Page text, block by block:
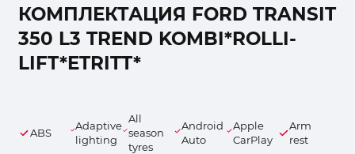
КОМПЛЕКТАЦИЯ FORD TRANSIT
350 L3 TREND KOMBI*ROLLI-
LIFT*ETRITT*
ABS
Adaptive
lighting
All
season
tyres
Android
Auto
Apple
CarPlay
Arm
rest